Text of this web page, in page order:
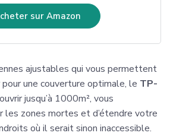
sur Amazon
ajustables qui vous permettent
une couverture optimale, le TP-
jusqu’à 1000m², vous
zones mortes et d’étendre votre
où il serait sinon inaccessible.